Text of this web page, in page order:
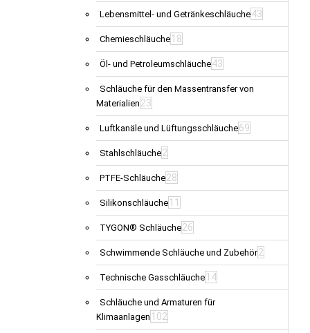
Lebensmittel- und Getränkeschläuche43
Chemieschläuche 18
Öl- und Petroleumschläuche43
Schläuche für den Massentransfer von
Materialien 23
Luftkanäle und Lüftungsschläuche69
Stahlschläuche2
PTFE-Schläuche28
Silikonschläuche 11
TYGON® Schläuche26
Schwimmende Schläuche und Zubehör2
Technische Gasschläuche 14
Schläuche und Armaturen für
Klimaanlagen 102